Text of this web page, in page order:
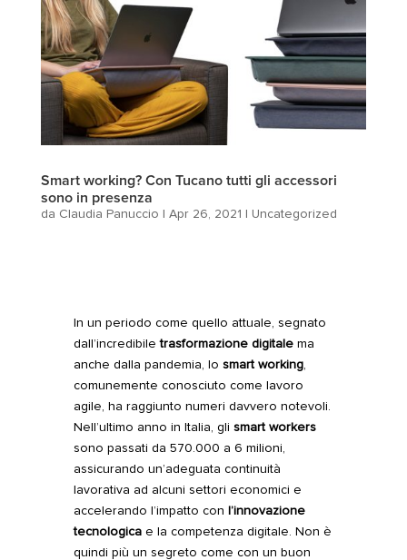
Smart working? Con Tucano tutti gli accessori
sono in presenza
da Claudia Panuccio Apr 26, 2021 Uncategorized
In un periodo come quello attuale, segnato
dall’incredibiletrasformazione digitalema
anche dalla pandemia, lo smart working,
comunemente conosciuto come lavoro
agile, ha raggiunto numeri davvero notevoli.
Nell’ultimo anno in Italia, gli smart workers
sono passati da 570.000 a 6 milioni,
assicurando un’adeguata continuità
lavorativa ad alcuni settori economici e
accelerando l’impatto con
l’innovazione
tecnologicae la competenza digitale. Non è
quindi più un segreto come con un buon